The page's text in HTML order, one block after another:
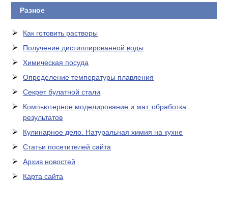
Разное
Как готовить растворы
Получение дистиллированной воды
Химическая посуда
Определение температуры плавления
Секрет булатной стали
Компьютерное моделирование и мат. обработка
результатов
Кулинарное дело. Натуральная химия на кухне
Статьи посетителей сайта
Архив новостей
Карта сайта